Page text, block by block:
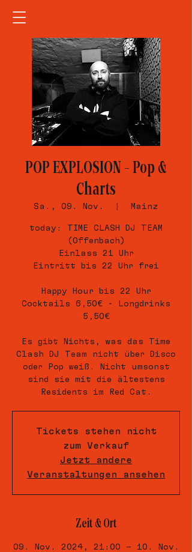
POP EXPLOSION – Pop &
Charts
Sa., 09. Nov. Mainz
today: TIME CLASH DJ TEAM
(Offenbach)
Einlass 21 Uhr
Eintritt bis 22 Uhr frei
Happy Hour bis 22 Uhr
Cocktails 6,50€ - Longdrinks
5,50€
Es gibt Nichts, was das Time
Clash DJ Team nicht über Disco
oder Pop weiß. Nicht umsonst
sind sie mit die ältestens
Residents im Red Cat.
Tickets stehen nicht
zum Verkauf
Jetzt andere
Veranstaltungen ansehen
Zeit & Ort
09. Nov. 2024, 21:00 – 10. Nov.